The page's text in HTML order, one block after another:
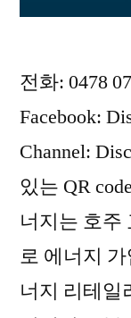
전화: 0478
Facebook:
Channel:
있는 QR
너지는 호주
로 에너지
너지 리테일